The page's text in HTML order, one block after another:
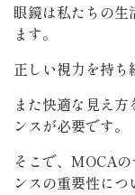
眼鏡は私たちの
ます。
正しい視力を持ち
また快適な見え
ンスが必要です。
そこで、MOCA
ンスの重要性につ